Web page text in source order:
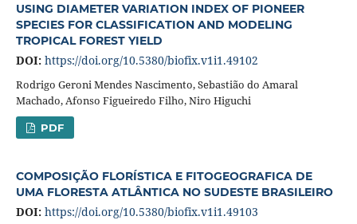
USING DIAMETER VARIATION INDEX OF PIONEER
SPECIES FOR CLASSIFICATION AND MODELING
TROPICAL FOREST YIELD
DOI: https://doi.org/10.5380/biofix.v1i1.49102
Rodrigo Geroni Mendes Nascimento, Sebastião do Amaral
Machado, Afonso Figueiredo Filho, Niro Higuchi
PDF
COMPOSIÇÃO FLORÍSTICA E FITOGEOGRAFICA DE
UMA FLORESTA ATLÂNTICA NO SUDESTE BRASILEIRO
DOI: https://doi.org/10.5380/biofix.v1i1.49103